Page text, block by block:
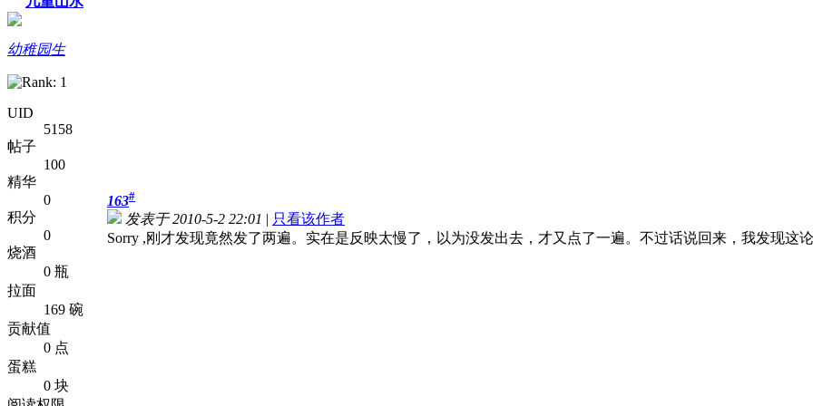
幼稚园生
UID
5158
帖子
100
精华
0
积分
0
烧酒
0 瓶
拉面
169 碗
贡献值
0 点
蛋糕
0 块
163#
发表于 2010-5-2 22:01 | 只看该作者
Sorry ,刚才发现竟然发了两遍。实在是反映太慢了，以为没发出去，才又点了一遍。不过话说回来，我发现这